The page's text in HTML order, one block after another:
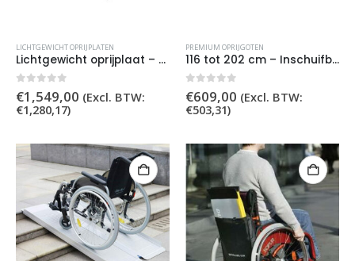
LICHTGEWICHT OPRIJPLATEN
Lichtgewicht oprijplaat – 205 cm
0out of 5
€1,549,00 (Excl. BTW:
€1,280,17)
PREMIUM OPRIJGOTEN
116 tot 202 cm – Inschuifbare Oprijgoten
0out of 5
€609,00 (Excl. BTW:
€503,31)